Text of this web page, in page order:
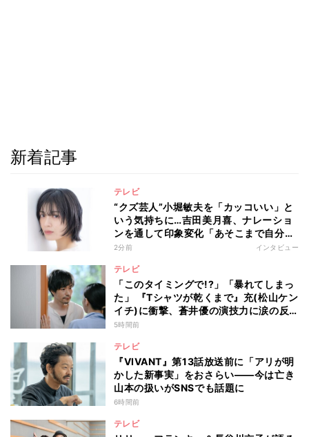
新着記事
テレビ
“クズ芸人”小堀敏夫を「カッコいい」と
いう気持ちに…吉田美月喜、ナレーショ
ンを通して印象変化「あそこまで自分に
正直に生きられる人は、なかなかいな
2分前 インタビュー
テレビ
「このタイミングで!?」「暴れてしまっ
た」 『Tシャツが乾くまで』充(松山ケン
イチ)に衝撃、蒼井優の演技力に涙の反
響も
5時間前
テレビ
『VIVANT』第13話放送前に「アリが明
かした新事実」をおさらい――今は亡き
山本の扱いがSNSでも話題に
6時間前
テレビ